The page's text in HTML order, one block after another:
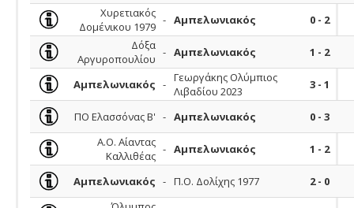
Χυρετιακός
Δομένικου 1979 - Αμπελωνιακός
0 - 2
Δόξα
Αργυροπουλίου - Αμπελωνιακός 1 - 2
Αμπελωνιακός - Γεωργάκης Ολύμπιος
Λιβαδίου 2023
3 - 1
ΠΟ Ελασσόνας Β' - Αμπελωνιακός
0 - 3
Α.Ο. Αίαντας
Καλλιθέας - Αμπελωνιακός 1 - 2
Αμπελωνιακός - Π.Ο. Δολίχης 1977
2 - 0